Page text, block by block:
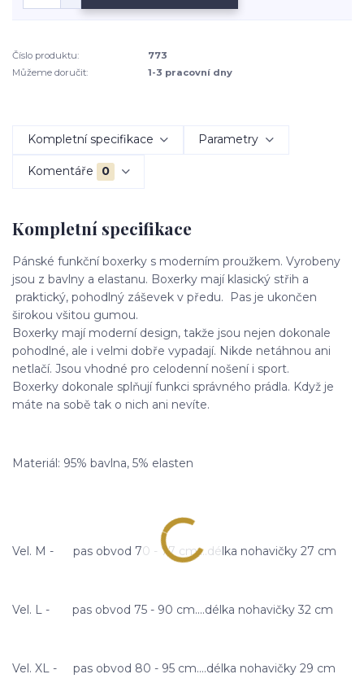
Číslo produktu:
773
Můžeme doručit:
1-3 pracovní dny
Kompletní specifikace Parametry
Komentáře 0
Kompletní specifikace
Pánské funkční boxerky s moderním proužkem. Vyrobeny
jsou z bavlny a elastanu. Boxerky mají klasický střih a
praktický, pohodlný záševek v předu. Pas je ukončen
širokou všitou gumou.
Boxerky mají moderní design, takže jsou nejen dokonale
pohodlné, ale i velmi dobře vypadají. Nikde netáhnou ani
netlačí. Jsou vhodné pro celodenní nošení i sport.
Boxerky dokonale splňují funkci správného prádla. Když je
máte na sobě tak o nich ani nevíte.
Materiál: 95% bavlna, 5% elasten
Vel. M - pas obvod 70 - 77 cm....délka nohavičky 27 cm
Vel. L - pas obvod 75 - 90 cm....délka nohavičky 32 cm
Vel. XL - pas obvod 80 - 95 cm....délka nohavičky 29 cm